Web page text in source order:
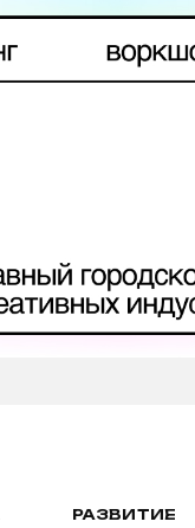
РАЗВИТИЕ